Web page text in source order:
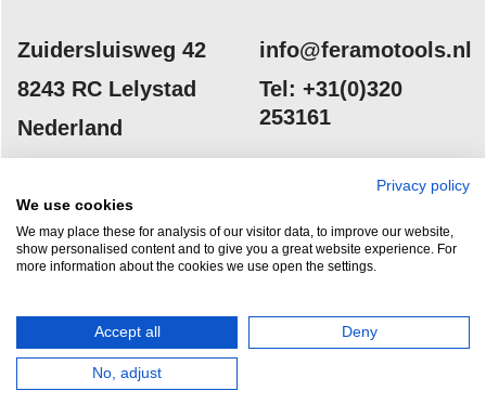
Zuidersluisweg 42
8243 RC Lelystad
Nederland
info@feramotools.nl
Tel: +31(0)320
253161
Webwinkel gemaakt met
Privacy policy
We use cookies
We may place these for analysis of our visitor data, to improve our website,
show personalised content and to give you a great website experience. For
more information about the cookies we use open the settings.
Accept all Deny
No, adjust